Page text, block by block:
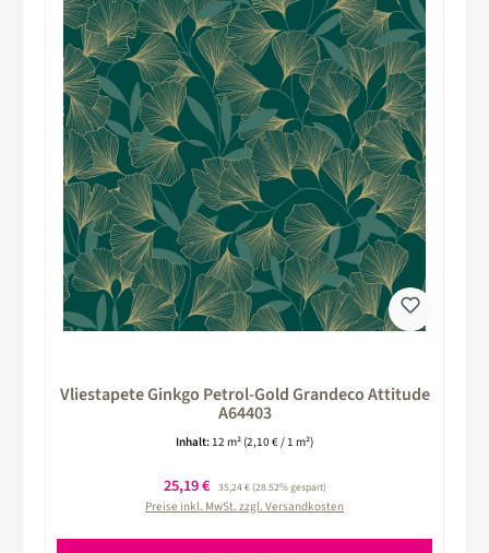
Vliestapete Ginkgo Petrol-Gold Grandeco Attitude
A64403
Inhalt: 12 m² (2,10 € / 1 m²)
Verkaufspreis:
25,19 € Regulärer Preis:
35,24 €(28.52% gespart)
Preise inkl. MwSt. zzgl. Versandkosten